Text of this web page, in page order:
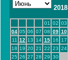
2018
01 02 03
04 05 06 07 08 09 10
11 12 13 14 15 16
17
18 19 20 21 22 23 24
25 26 27 28 29 30